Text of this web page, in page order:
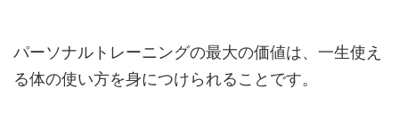
パーソナルトレーニングの最大の価値は、一生使え
る体の使い方を身につけられることです。